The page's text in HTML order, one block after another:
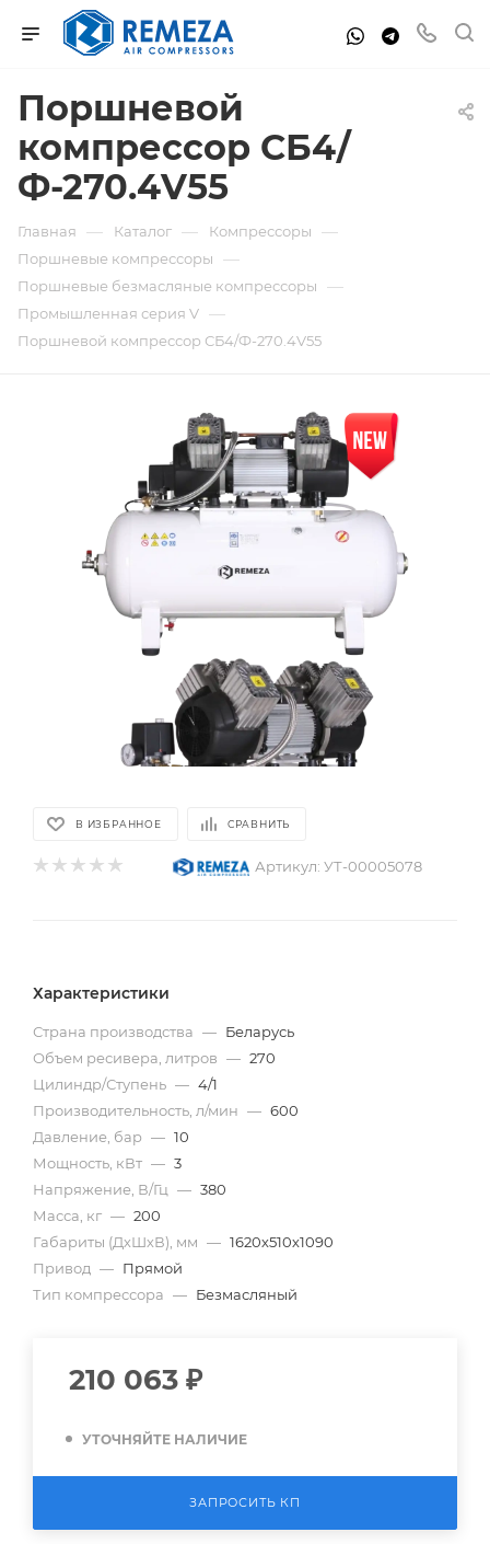
Поршневой
компрессор СБ4/
Ф-270.4V55
Главная — Каталог — Компрессоры —
Поршневые компрессоры —
Поршневые безмасляные компрессоры —
Промышленная серия V —
Поршневой компрессор СБ4/Ф-270.4V55
В ИЗБРАННОЕ СРАВНИТЬ
Артикул: УТ-00005078
Характеристики
Страна производства — Беларусь
Объем ресивера, литров — 270
Цилиндр/Ступень — 4/1
Производительность, л/мин — 600
Давление, бар — 10
Мощность, кВт — 3
Напряжение, В/Гц — 380
Масса, кг — 200
Габариты (ДхШхВ), мм — 1620х510х1090
Привод — Прямой
Тип компрессора — Безмасляный
210 063 ₽
УТОЧНЯЙТЕ НАЛИЧИЕ
ЗАПРОСИТЬ КП